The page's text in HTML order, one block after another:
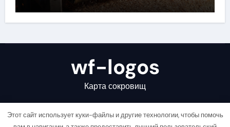
wf-logos
Карта сокровищ
Этот сайт использует куки-файлы и другие технологии, чтобы помочь